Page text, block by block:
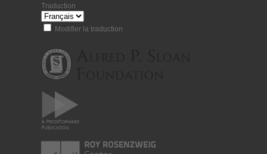
Traduction
Modifier la traduction